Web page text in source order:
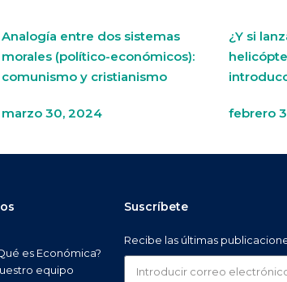
Analogía entre dos sistemas
morales (político-económicos):
comunismo y cristianismo
marzo 30, 2024
¿Y si
febrero
es Económica?
equipo
Suscríbete
Recibe las últimas